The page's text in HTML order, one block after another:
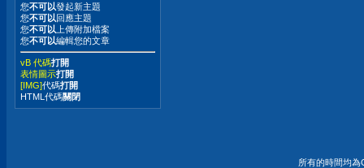
您不可以發起新主題
您不可以回應主題
您不可以 上傳附加檔案
您不可以編輯您的文章
vB 代碼打開
表情圖示打開
[IMG]代碼打開
HTML代碼關閉
所有的時間均為